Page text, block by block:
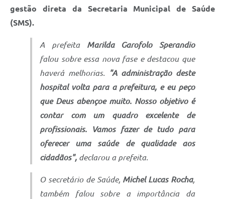
gestão direta da Secretaria Municipal de Saúde
(SMS).
A prefeita Marilda Garofolo Sperandio
falou sobre essa nova fase e destacou que
haverá melhorias. "A administração deste
hospital volta para a prefeitura, e eu peço
que Deus abençoe muito. Nosso objetivo é
contar com um quadro excelente de
profissionais. Vamos fazer de tudo para
oferecer uma saúde de qualidade aos
cidadãos", declarou a prefeita.
O secretário de Saúde, Michel Lucas Rocha,
também falou sobre a importância da